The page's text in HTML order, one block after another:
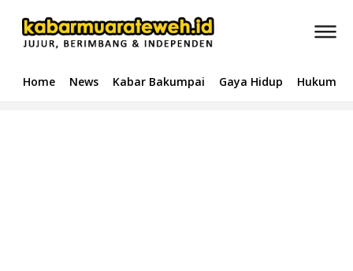
Home News Kabar Bakumpai Gaya Hidup Hukum &